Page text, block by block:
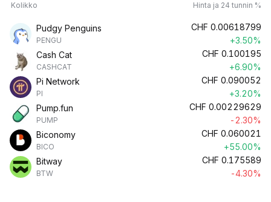
Kolikko Hinta ja 24 tunnin %
Pudgy Penguins
PENGU
CHF 0.00618799
+3.50%
Cash Cat
CASHCAT
CHF 0.100195
+6.90%
Pi Network
PI
CHF 0.090052
+3.20%
Pump.fun
PUMP
CHF 0.00229629
-2.30%
Biconomy
BICO
CHF 0.060021
+55.00%
Bitway
BTW
CHF 0.175589
-4.30%